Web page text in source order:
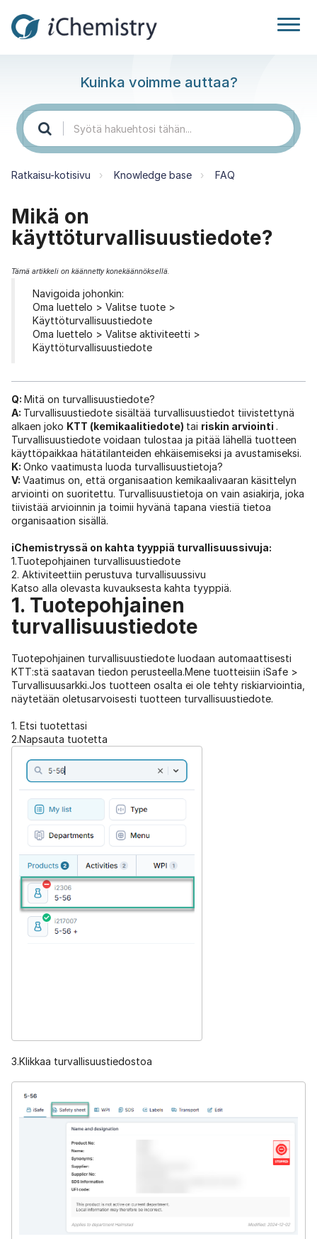
Kuinka voimme auttaa?
Ratkaisu-kotisivu Knowledge base FAQ
Mikä on
käyttöturvallisuustiedote?
Tämä artikkeli on käännetty konekäännöksellä.
Navigoida johonkin:
Oma luettelo > Valitse tuote >
Käyttöturvallisuustiedote
Oma luettelo > Valitse aktiviteetti >
Käyttöturvallisuustiedote
Q: Mitä on turvallisuustiedote?
A: Turvallisuustiedote sisältää turvallisuustiedot tiivistettynä
alkaen joko KTT (kemikaalitiedote) tai riskin arviointi .
Turvallisuustiedote voidaan tulostaa ja pitää lähellä tuotteen
käyttöpaikkaa hätätilanteiden ehkäisemiseksi ja avustamiseksi.
K: Onko vaatimusta luoda turvallisuustietoja?
V: Vaatimus on, että organisaation kemikaalivaaran käsittelyn
arviointi on suoritettu. Turvallisuustietoja on vain asiakirja, joka
tiivistää arvioinnin ja toimii hyvänä tapana viestiä tietoa
organisaation sisällä.
iChemistryssä on kahta tyyppiä turvallisuussivuja:
1.Tuotepohjainen turvallisuustiedote
2. Aktiviteettiin perustuva turvallisuussivu
Katso alla olevasta kuvauksesta kahta tyyppiä.
1. Tuotepohjainen
turvallisuustiedote
Tuotepohjainen turvallisuustiedote luodaan automaattisesti
KTT:stä saatavan tiedon perusteella.Mene tuotteisiin iSafe >
Turvallisuusarkki.Jos tuotteen osalta ei ole tehty riskiarviointia,
näytetään oletusarvoisesti tuotteen turvallisuustiedote.
1. Etsi tuotettasi
2.Napsauta tuotetta
3.Klikkaa turvallisuustiedostoa